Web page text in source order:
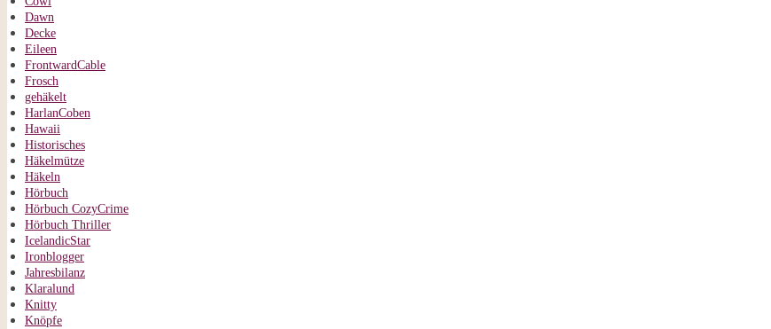
Dawn
Decke
Eileen
FrontwardCable
Frosch
gehäkelt
HarlanCoben
Hawaii
Historisches
Häkelmütze
Häkeln
Hörbuch
Hörbuch CozyCrime
Hörbuch Thriller
IcelandicStar
Ironblogger
Jahresbilanz
Klaralund
Knitty
Knöpfe